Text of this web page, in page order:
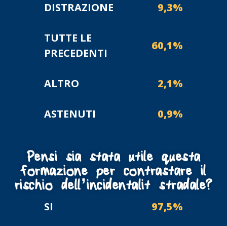
DISTRAZIONE 9,3%
TUTTE LE
PRECEDENTI
60,1%
ALTRO 2,1%
ASTENUTI 0,9%
Pensi sia stata utile questa
formazione per contrastare il
rischio dell’incidentalità stradale?
SI 97,5%